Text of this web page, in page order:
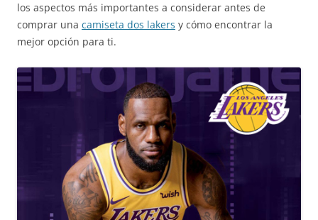
los aspectos más importantes a considerar antes de
comprar una camiseta dos lakers y cómo encontrar la
mejor opción para ti.